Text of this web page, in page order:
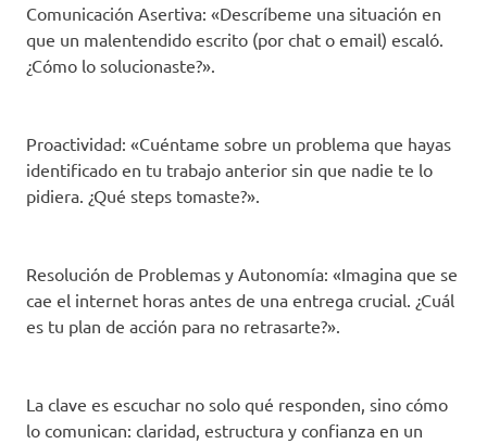
Comunicación Asertiva: «Descríbeme una situación en
que un malentendido escrito (por chat o email) escaló.
¿Cómo lo solucionaste?».
Proactividad: «Cuéntame sobre un problema que hayas
identificado en tu trabajo anterior sin que nadie te lo
pidiera. ¿Qué steps tomaste?».
Resolución de Problemas y Autonomía: «Imagina que se
cae el internet horas antes de una entrega crucial. ¿Cuál
es tu plan de acción para no retrasarte?».
La clave es escuchar no solo qué responden, sino cómo
lo comunican: claridad, estructura y confianza en un